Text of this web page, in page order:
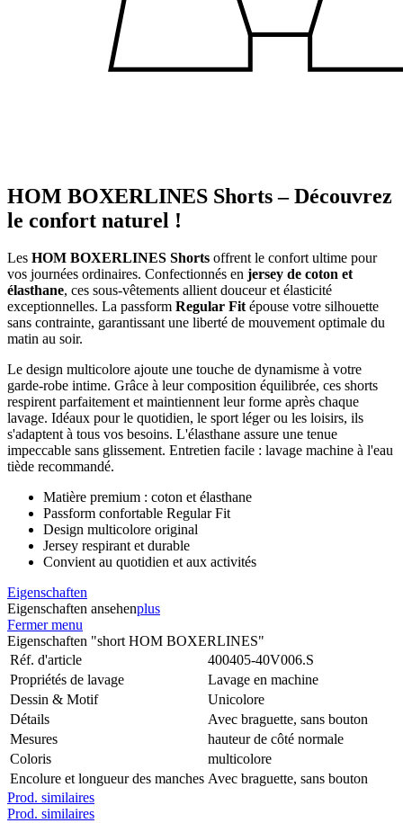
HOM BOXERLINES Shorts – Découvrez
le confort naturel !
Les HOM BOXERLINES Shorts offrent le confort ultime pour
vos journées ordinaires. Confectionnés en jersey de coton et
élasthane, ces sous-vêtements allient douceur et élasticité
exceptionnelles. La passform Regular Fitépouse votre silhouette
sans contrainte, garantissant une liberté de mouvement optimale du
matin au soir.
Le design multicolore ajoute une touche de dynamisme à votre
garde-robe intime. Grâce à leur composition équilibrée, ces shorts
respirent parfaitement et maintiennent leur forme après chaque
lavage. Idéaux pour le quotidien, le sport léger ou les loisirs, ils
s'adaptent à tous vos besoins. L'élasthane assure une tenue
impeccable sans glissement. Entretien facile : lavage machine à l'eau
tiède recommandé.
Matière premium : coton et élasthane
Passform confortable Regular Fit
Design multicolore original
Jersey respirant et durable
Convient au quotidien et aux activités
Eigenschaften
Eigenschaften ansehenplus
Fermer menu
Eigenschaften "short HOM BOXERLINES"
Réf. d'article
400405-40V006.S
Propriétés de lavage
Lavage en machine
Dessin & Motif
Unicolore
Détails
Avec braguette, sans bouton
Mesures
hauteur de côté normale
Coloris
multicolore
Encolure et longueur des manches Avec braguette, sans bouton
Prod. similaires
Prod. similaires